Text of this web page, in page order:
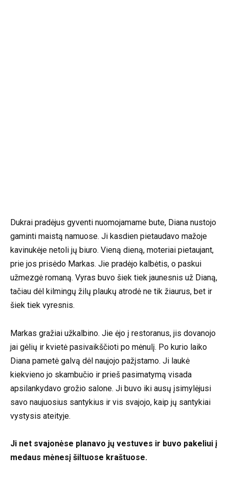
Dukrai pradėjus gyventi nuomojamame bute, Diana nustojo
gaminti maistą namuose. Ji kasdien pietaudavo mažoje
kavinukėje netoli jų biuro. Vieną dieną, moteriai pietaujant,
prie jos prisėdo Markas. Jie pradėjo kalbėtis, o paskui
užmezgė romaną. Vyras buvo šiek tiek jaunesnis už Dianą,
tačiau dėl kilmingų žilų plaukų atrodė ne tik žiaurus, bet ir
šiek tiek vyresnis.
Markas gražiai užkalbino. Jie ėjo į restoranus, jis dovanojo
jai gėlių ir kvietė pasivaikščioti po mėnulį. Po kurio laiko
Diana pametė galvą dėl naujojo pažįstamo. Ji laukė
kiekvieno jo skambučio ir prieš pasimatymą visada
apsilankydavo grožio salone. Ji buvo iki ausų įsimylėjusi
savo naujuosius santykius ir vis svajojo, kaip jų santykiai
vystysis ateityje.
Ji net svajonėse planavo jų vestuves ir buvo pakeliui į
medaus mėnesį šiltuose kraštuose.